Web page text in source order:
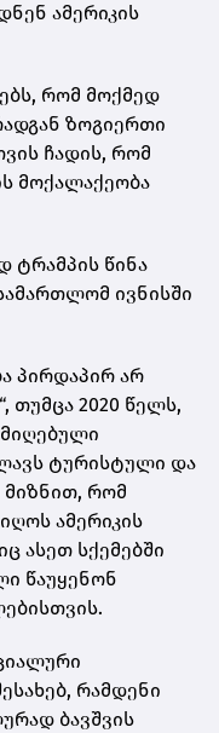
ამერიკის
რომ მოქმედ
ზოგიერთი
ჩადის, რომ
მოქალაქეობა
ტრამპის წინა
ივნისში
პირდაპირ არ
თუმცა 2020 წელს,
ტურისტული და
მიზნით, რომ
ამერიკის
ასეთ სქემებში
წაუყენონ
რამდენი
ბავშვის